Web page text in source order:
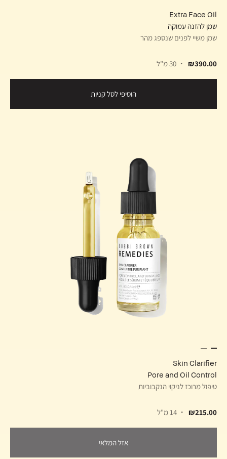
Extra Face Oil
שמן להזנה עמוקה
שמן משיי לפנים שנספג מהר
₪390.00 30 מ"ל
הוסיפי לסל קניות
Skin Clarifier
Pore and Oil Control
טיפול מרוכז לניקוי הנקבוביות
₪215.00 14 מ"ל
אזל המלאי